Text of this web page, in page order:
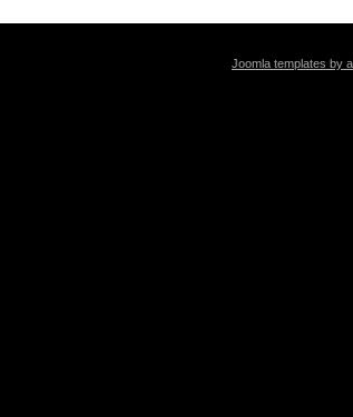
Joomla templates by